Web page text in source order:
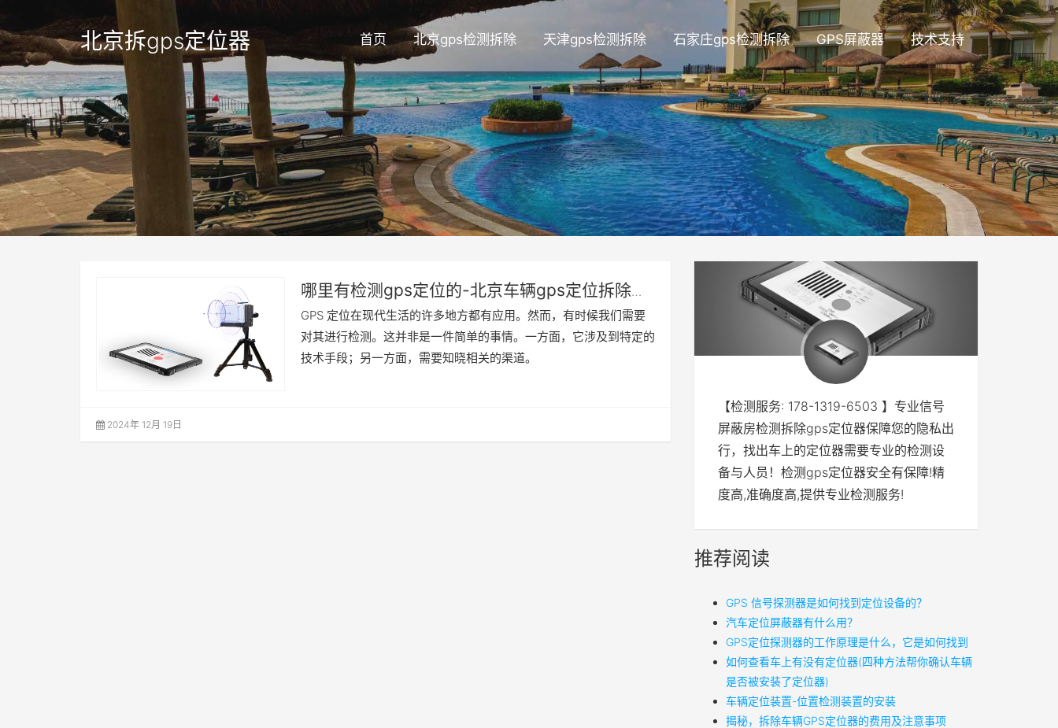
北京拆gps定位器 首页 北京gps检测拆除 天津gps检测拆除 石家庄gps检测拆除 GPS屏蔽器 技术支持
哪里有检测gps定位的-北京车辆gps定位拆除
gps多少钱6
GPS 定位在现代生活的许多地方都有应用。然而，有时候我们需要
对其进行检测。这并非是一件简单的事情。一方面，它涉及到特定的
技术手段；另一方面，需要知晓相关的渠道。
2024年 12月 19日
【检测服务: 178-1319-6503 】专业信号
屏蔽房检测拆除gps定位器保障您的隐私出
行，找出车上的定位器需要专业的检测设
备与人员！检测gps定位器安全有保障!精
度高,准确度高,提供专业检测服务!
推荐阅读
GPS 信号探测器是如何找到定位设备的？
汽车定位屏蔽器有什么用？
GPS定位探测器的工作原理是什么，它是如何找到
如何查看车上有没有定位器(四种方法帮你确认车辆
是否被安装了定位器)
车辆定位装置-位置检测装置的安装
揭秘，拆除车辆GPS定位器的费用及注意事项